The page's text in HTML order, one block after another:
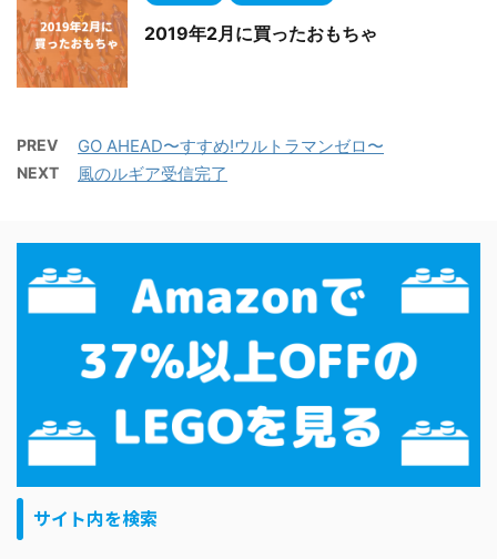
2019年2月に買ったおもちゃ
PREV GO AHEAD〜すすめ!ウルトラマンゼロ〜
NEXT 風のルギア受信完了
サイト内を検索